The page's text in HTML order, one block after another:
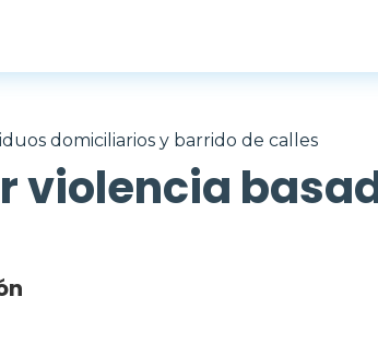
domiciliarios y barrido de calles
violencia